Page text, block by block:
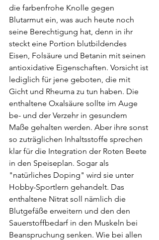
die farbenfrohe Knolle gegen
Blutarmut ein, was auch heute noch
seine Berechtigung hat, denn in ihr
steckt eine Portion blutbildendes
Eisen, Folsäure und Betanin mit seinen
antioxidative Eigenschaften. Vorsicht ist
lediglich für jene geboten, die mit
Gicht und Rheuma zu tun haben. Die
enthaltene Oxalsäure sollte im Auge
be- und der Verzehr in gesundem
Maße gehalten werden. Aber ihre sonst
so zuträglichen Inhaltsstoffe sprechen
klar für die Integration der Roten Beete
in den Speiseplan. Sogar als
"natürliches Doping" wird sie unter
Hobby-Sportlern gehandelt. Das
enthaltene Nitrat soll nämlich die
Blutgefäße erweitern und den den
Sauerstoffbedarf in den Muskeln bei
Beanspruchung senken. Wie bei allen